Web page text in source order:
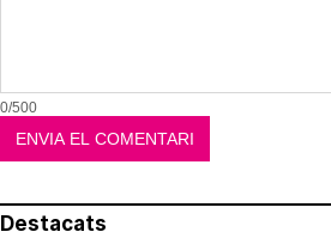
0/500
Destacats